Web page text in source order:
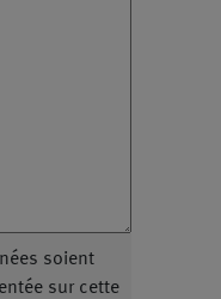
soient
sur cette